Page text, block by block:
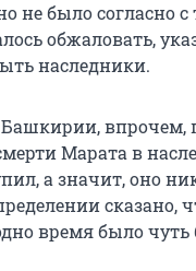
не было согласно
обжаловать,
наследники.
впрочем,
Марата в
а значит, оно
сказано,
время было чуть